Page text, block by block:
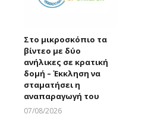
Στο μικροσκόπιο τα
βίντεο με δύο
ανήλικες σε κρατική
δομή – Έκκληση να
σταματήσει η
αναπαραγωγή του
07/08/2026